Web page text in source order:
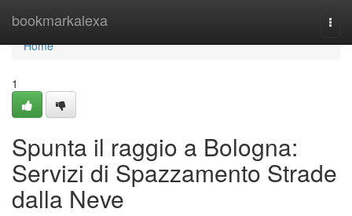
bookmarkalexa
Home
Home
1
Spunta il raggio a Bologna:
Servizi di Spazzamento Strade
dalla Neve